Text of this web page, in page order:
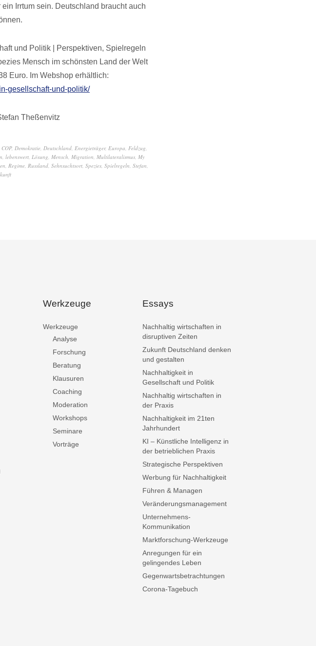
Irrtum sein. Deutschland braucht auch
und Politik | Perspektiven, Spielregeln
Mensch im schönsten Land der Welt
Euro. Im Webshop erhältlich:
gesellschaft-und-politik/
Theßenvitz
COP, Demokratie, Deutschland, Energieträger, Europa, Feldzug,
, lebenswert, Lösung, Mensch, Migration, Multilateralismus, My
, Regime, Russland, Sehnsuchtsort, Spezies, Spielregeln, Stefan,
Werkzeuge
Werkzeuge
Analyse
Forschung
Beratung
Klausuren
Coaching
Moderation
Workshops
Seminare
Vorträge
Essays
Nachhaltig wirtschaften in
disruptiven Zeiten
Zukunft Deutschland denken
und gestalten
Nachhaltigkeit in
Gesellschaft und Politik
Nachhaltig wirtschaften in
der Praxis
Nachhaltigkeit im 21ten
Jahrhundert
KI – Künstliche Intelligenz in
der betrieblichen Praxis
Strategische Perspektiven
Werbung für Nachhaltigkeit
Führen & Managen
Veränderungsmanagement
Unternehmens-
Kommunikation
Marktforschung-Werkzeuge
Anregungen für ein
gelingendes Leben
Gegenwartsbetrachtungen
Corona-Tagebuch